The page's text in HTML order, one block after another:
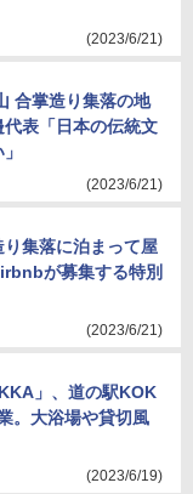
(2023/6/21)
合掌造り集落の地
表「日本の伝統文
(2023/6/21)
集落に泊まって屋
が募集する特別
(2023/6/21)
」、道の駅KOK
。大浴場や貸切風
(2023/6/19)